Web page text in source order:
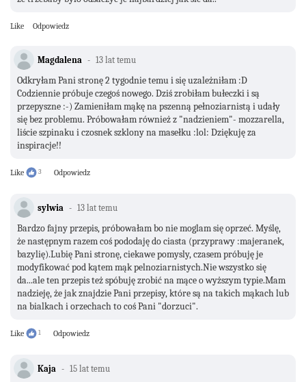
Like Odpowiedz
Magdalena 13 lat temu
Odkryłam Pani stronę 2 tygodnie temu i się uzależniłam :D
Codziennie próbuje czegoś nowego. Dziś zrobiłam bułeczki i są
przepyszne :-) Zamieniłam mąkę na pszenną pełnoziarnistą i udały
się bez problemu. Próbowałam również z "nadzieniem"- mozzarella,
liście szpinaku i czosnek szklony na masełku :lol: Dziękuję za
inspiracje!!
Like 3 Odpowiedz
sylwia 13 lat temu
Bardzo fajny przepis, próbowałam bo nie moglam się oprzeć. Myślę,
że następnym razem coś pododaję do ciasta (przyprawy :majeranek,
bazylię).Lubię Pani stronę, ciekawe pomysly, czasem próbuję je
modyfikować pod kątem mąk pelnoziarnistych.Nie wszystko się
da...ale ten przepis też spóbuję zrobić na mące o wyższym typie.Mam
nadzieję, że jak znajdzie Pani przepisy, które są na takich mąkach lub
na bialkach i orzechach to coś Pani "dorzuci".
Like 1 Odpowiedz
Kaja 15 lat temu